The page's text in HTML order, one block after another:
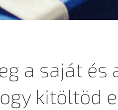
a saját és
kitöltöd